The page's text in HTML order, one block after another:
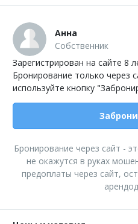
Анна
Собственник
Зарегистрирован на сайте 8
Бронирование только через
используйте кнопку
Бронирование через сайт -
не окажутся в руках
предоплаты через сайт,